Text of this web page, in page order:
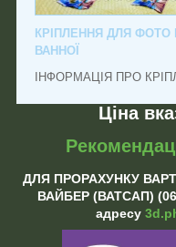
КРІПЛЕННЯ ДЛЯ
ВАННОЇ
ІНФОРМАЦІЯ ПРО
Ціна
ДЛЯ ПРОРАХУНКУ
ВАЙБЕР (ВАТСАП)
адресу